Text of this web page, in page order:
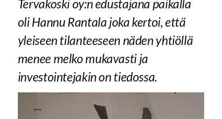
Tervakoski oy:n edustajana paikalla
oli Hannu Rantala joka kertoi, että
yleiseen tilanteeseen näden yhtiöllä
menee melko mukavasti ja
investointejakin on tiedossa.